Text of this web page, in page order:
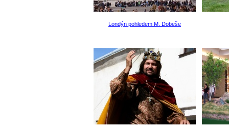
Londýn pohledem M. Dobeše